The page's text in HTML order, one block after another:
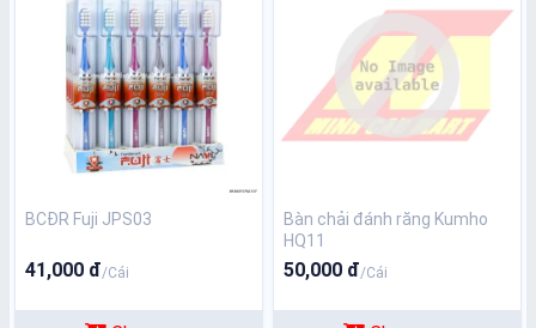
BCĐR Fuji JPS03
41,000 đ/Cái
Bàn chải đánh răng Kumho
HQ11
50,000 đ/Cái